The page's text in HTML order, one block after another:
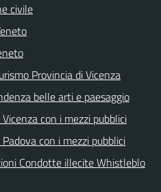
civile
Provincia di Vicenza
belle arti e paesaggio
con i mezzi pubblici
con i mezzi pubblici
Condotte illecite Whistleblo